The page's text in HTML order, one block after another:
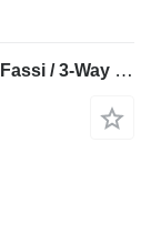
Mercedes-Benz Arocs 2636 / 6x4 / HDS Fassi / 3-Way Tipper / Bortmatic